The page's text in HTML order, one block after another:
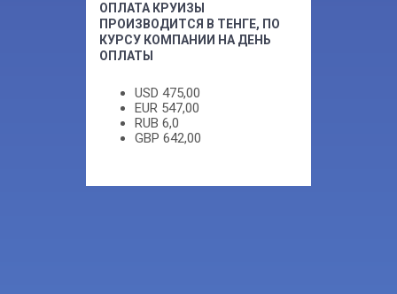
ОПЛАТА КРУИЗЫ
ПРОИЗВОДИТСЯ В ТЕНГЕ, ПО
КУРСУ КОМПАНИИ НА ДЕНЬ
ОПЛАТЫ
USD 475,00
EUR 547,00
RUB 6,0
GBP 642,00